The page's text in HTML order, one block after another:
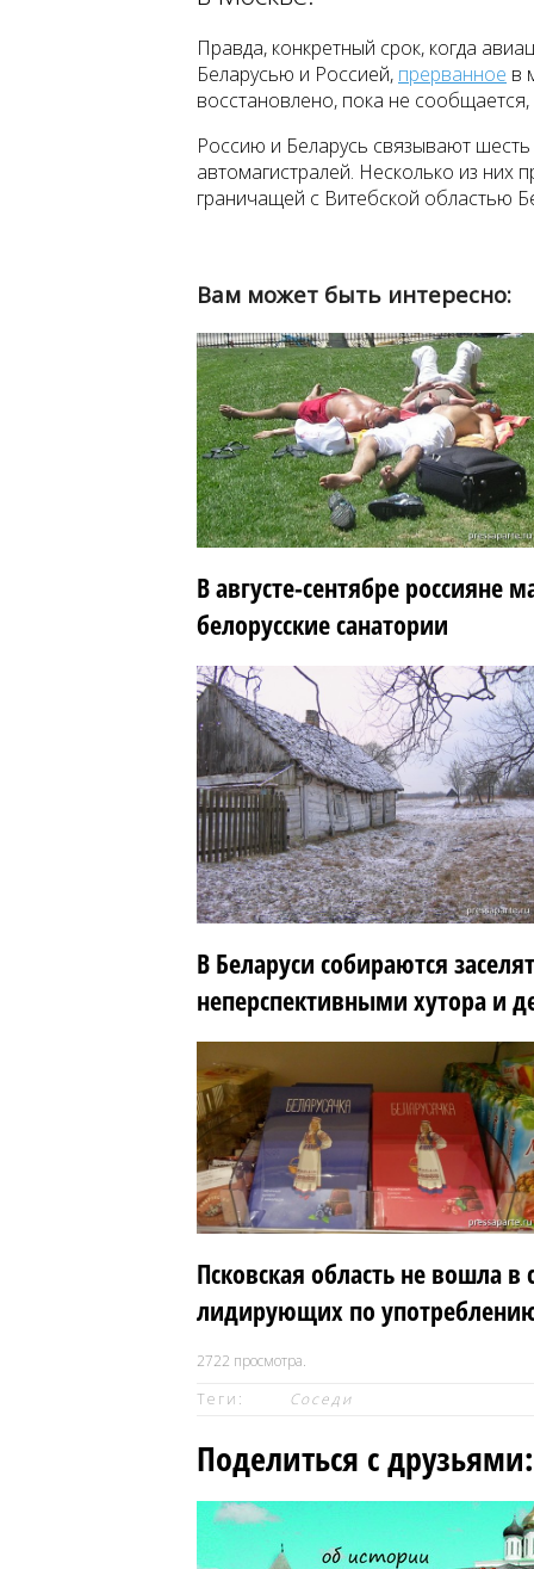
Правда, конкретный срок, когда
Беларусью и Россией, прерванное в
восстановлено, пока не
Россию и Беларусь связывают
автомагистралей. Несколько из них
граничащей с Витебской областью
Вам может быть интересно:
В августе-сентябре россияне
белорусские санатории
В Беларуси собираются
неперспективными хутора и
Псковская область не вошла в
лидирующих по
2722 просмотра.
Теги:
Соседи
Поделиться с друзьями: